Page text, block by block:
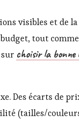
visibles et de
tout
choisir la bonne
Des écarts de
(tailles/